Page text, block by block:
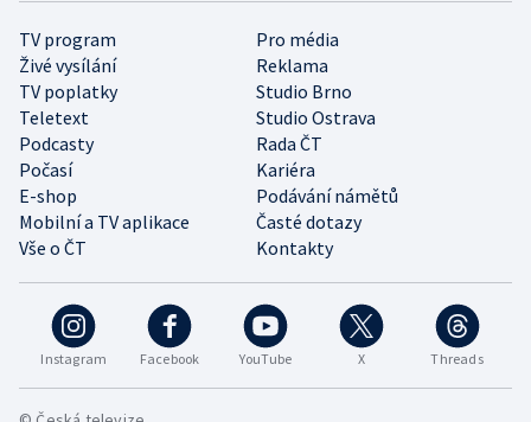
Instagram Facebook YouTube X Threads
TV program
Pro média
Živé vysílání
Reklama
TV poplatky
Studio Brno
Teletext
Studio Ostrava
Podcasty
Rada ČT
Počasí
Kariéra
E-shop
Podávání námětů
Mobilní a TV aplikace
Časté dotazy
Vše o ČT
Kontakty